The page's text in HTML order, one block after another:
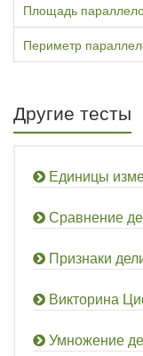
Площадь
Периметр
Другие тесты
Единицы
Сравнение
Признаки
Викторина
Умножение